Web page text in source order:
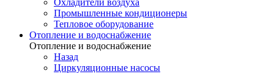
Охладители воздуха
Промышленные кондиционеры
Тепловое оборудование
Отопление и водоснабжение
Отопление и водоснабжение
Назад
Циркуляционные насосы